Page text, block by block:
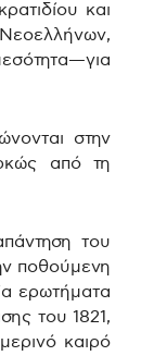
και
στην
από τη
του
ποθούμενη
ερωτήματα
του 1821,
καιρό